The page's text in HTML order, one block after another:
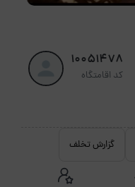
10051478
کد اقامتگاه
گزارش تخلف